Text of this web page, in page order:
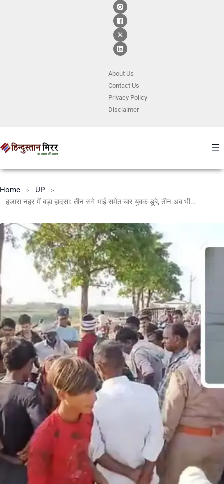
About Us
ContactUs
Privacy Policy
Disclaimer
Home
UP
हजारा नहर में बड़ा हादसा: तीन सगे भाई समेत चार युवक डूबे, तीन अब भी लापता